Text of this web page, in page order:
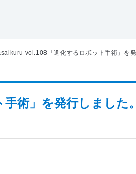
vol.108「進化するロボット手術」を発
術」を発行しました。